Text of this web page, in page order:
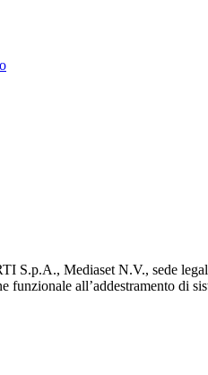
S.p.A., Mediaset N.V., sede
funzionale all’addestramento di